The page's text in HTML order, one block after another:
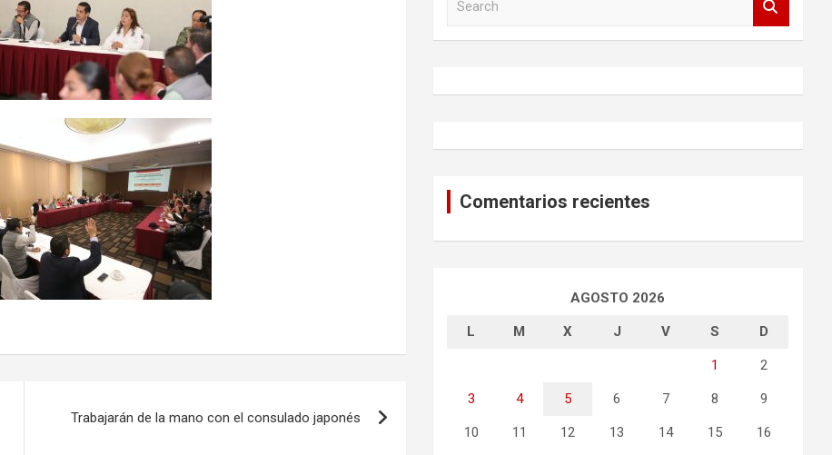
Trabajarán de la mano con el consulado japonés
h
Comentarios recientes
AGOSTO 2026
L M X J V S D
1 2
3 4 5 6 7 8 9
10 11 12 13 14 15 16